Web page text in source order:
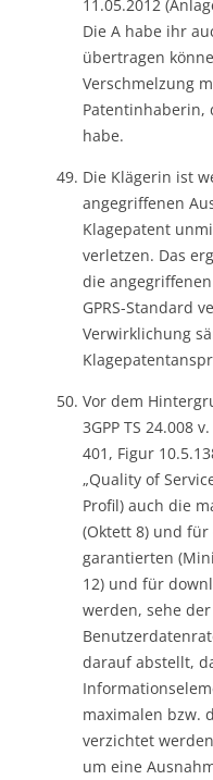
11.05.2012
Die A habe ihr
übertragen
Verschmelzung
Patentinhaberin,
habe.
Die Klägerin ist
angegriffenen
Klagepatent
verletzen. Das
die
GPRS-Standard
Verwirklichung
Vor dem
3GPP TS 24.008
401, Figur
„Quality of
Profil) auch die
(Oktett 8) und
garantierten
12) und für
werden, sehe
darauf abstellt,
maximalen bzw.
verzichtet
um eine